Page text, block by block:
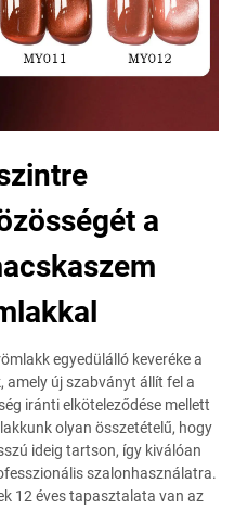
a
egyedülálló keveréke a
amely új szabványt állít fel a
iránti elköteleződése mellett
olyan összetételű, hogy
ideig tartson, így kiválóan
szalonhasználatra.
12 éves tapasztalata van az